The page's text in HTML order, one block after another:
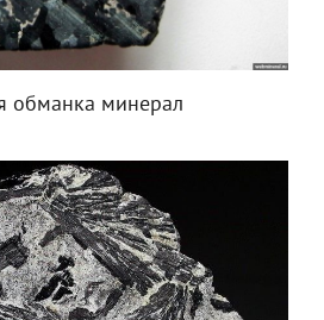
обманка минерал